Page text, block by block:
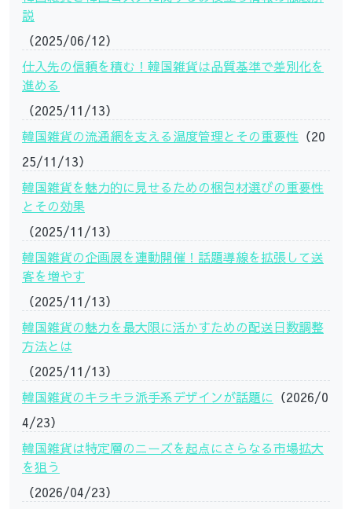
説
（2025/06/12）
仕入先の信頼を積む！韓国雑貨は品質基準で差別化を
進める
（2025/11/13）
韓国雑貨の流通網を支える温度管理とその重要性 （20
25/11/13）
韓国雑貨を魅力的に見せるための梱包材選びの重要性
とその効果
（2025/11/13）
韓国雑貨の企画展を連動開催！話題導線を拡張して送
客を増やす
（2025/11/13）
韓国雑貨の魅力を最大限に活かすための配送日数調整
方法とは
（2025/11/13）
韓国雑貨のキラキラ派手系デザインが話題に （2026/0
4/23）
韓国雑貨は特定層のニーズを起点にさらなる市場拡大
を狙う
（2026/04/23）